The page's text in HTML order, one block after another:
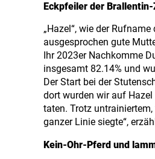
Eckpfeiler der
„Hazel“, wie der
ausgesprochen gute
Ihr 2023er Nachkomme
insgesamt 82.14% und
Der Start bei der
dort wurden wir auf
taten. Trotz
ganzer Linie siegte“,
Kein-Ohr-Pferd und